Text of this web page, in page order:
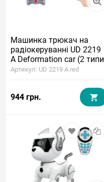
Машинка трюкач на
радіокеруванні UD 2219
A Deformation car (2 типи
управління) Red
Артикул: UD 2219 A red
944 грн.